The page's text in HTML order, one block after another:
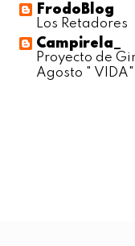
FrodoBlog
Los Retadores
Campirela_
Proyecto de
Agosto " VIDA"